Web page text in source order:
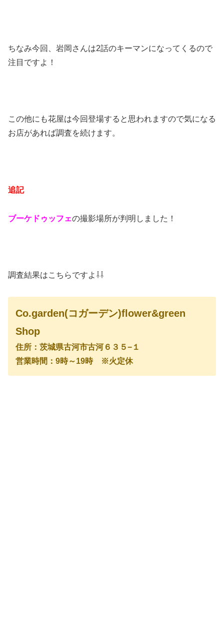
ちなみ今回、岩岡さんは2話のキーマンになってくるので
注目ですよ！
この他にも花屋は今回登場すると思われますので気になる
お店があれば調査を続けます。
追記
ブーケドゥッフェの撮影場所が判明しました！
調査結果はこちらですよ⇩⇩
Co.garden(コガーデン)flower&green
Shop
住所：茨城県古河市古河６３５−１
営業時間：9時～19時 ※火定休